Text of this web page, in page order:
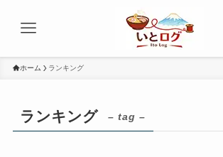
ホーム ランキング
ランキング – tag –